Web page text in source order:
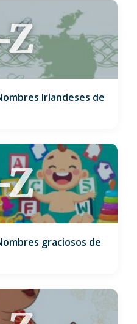
Irlandeses de
graciosos de